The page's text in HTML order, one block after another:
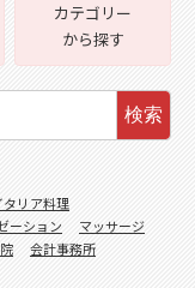
カテゴリー
から探す
検索
タリア料理
ーション
マッサージ
会計事務所